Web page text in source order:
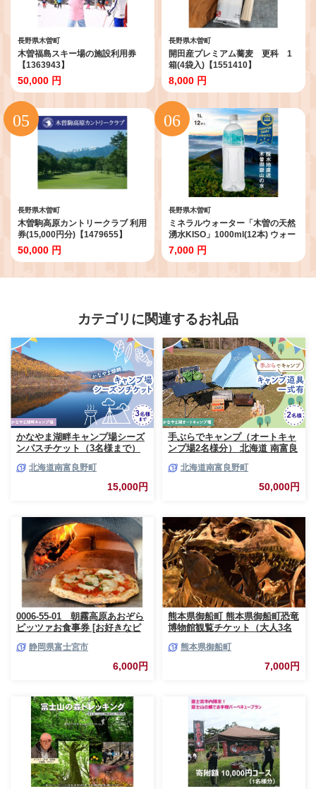
長野県木曽町
木曽福島スキー場の施設利用券
【1363943】
50,000 円
長野県木曽町
開田産プレミアム蕎麦 更科 1
箱(4袋入)【1551410】
8,000 円
長野県木曽町
木曽駒高原カントリークラブ 利用
券(15,000円分)【1479655】
50,000 円
長野県木曽町
ミネラルウォーター「木曽の天然
湧水KISO」1000ml(12本) ウォー
ターツリーボトル【1453706】
7,000 円
カテゴリに関連するお礼品
かなやま湖畔キャンプ場シーズ
ンパスチケット（3名様まで）
なやま湖 宿泊券 入場券 シーズ
北海道南富良野町
15,000円
手ぶらでキャンプ（オートキャ
ンプ場2名様分） 北海道 南富良
かなやま湖 宿泊券 チケット 入
場券 体験チケット ドックラン
北海道南富良野町
50,000円
0006-55-01 朝霧高原あおぞら
ピッツァお食事券 [お好きなピ
静岡県富士宮市
6,000円
熊本県御船町 熊本県御船町恐竜
博物館観覧チケット（大人3名
日祝除く)》 熊本県御船町恐竜
熊本県御船町
7,000円